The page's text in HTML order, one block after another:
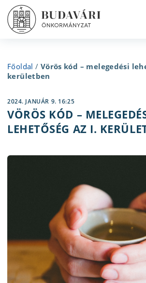
Főoldal / Vörös kód – melegedési
kerületben
2024. JANUÁR 9. 16:25
VÖRÖS KÓD –
LEHETŐSÉG AZ I.